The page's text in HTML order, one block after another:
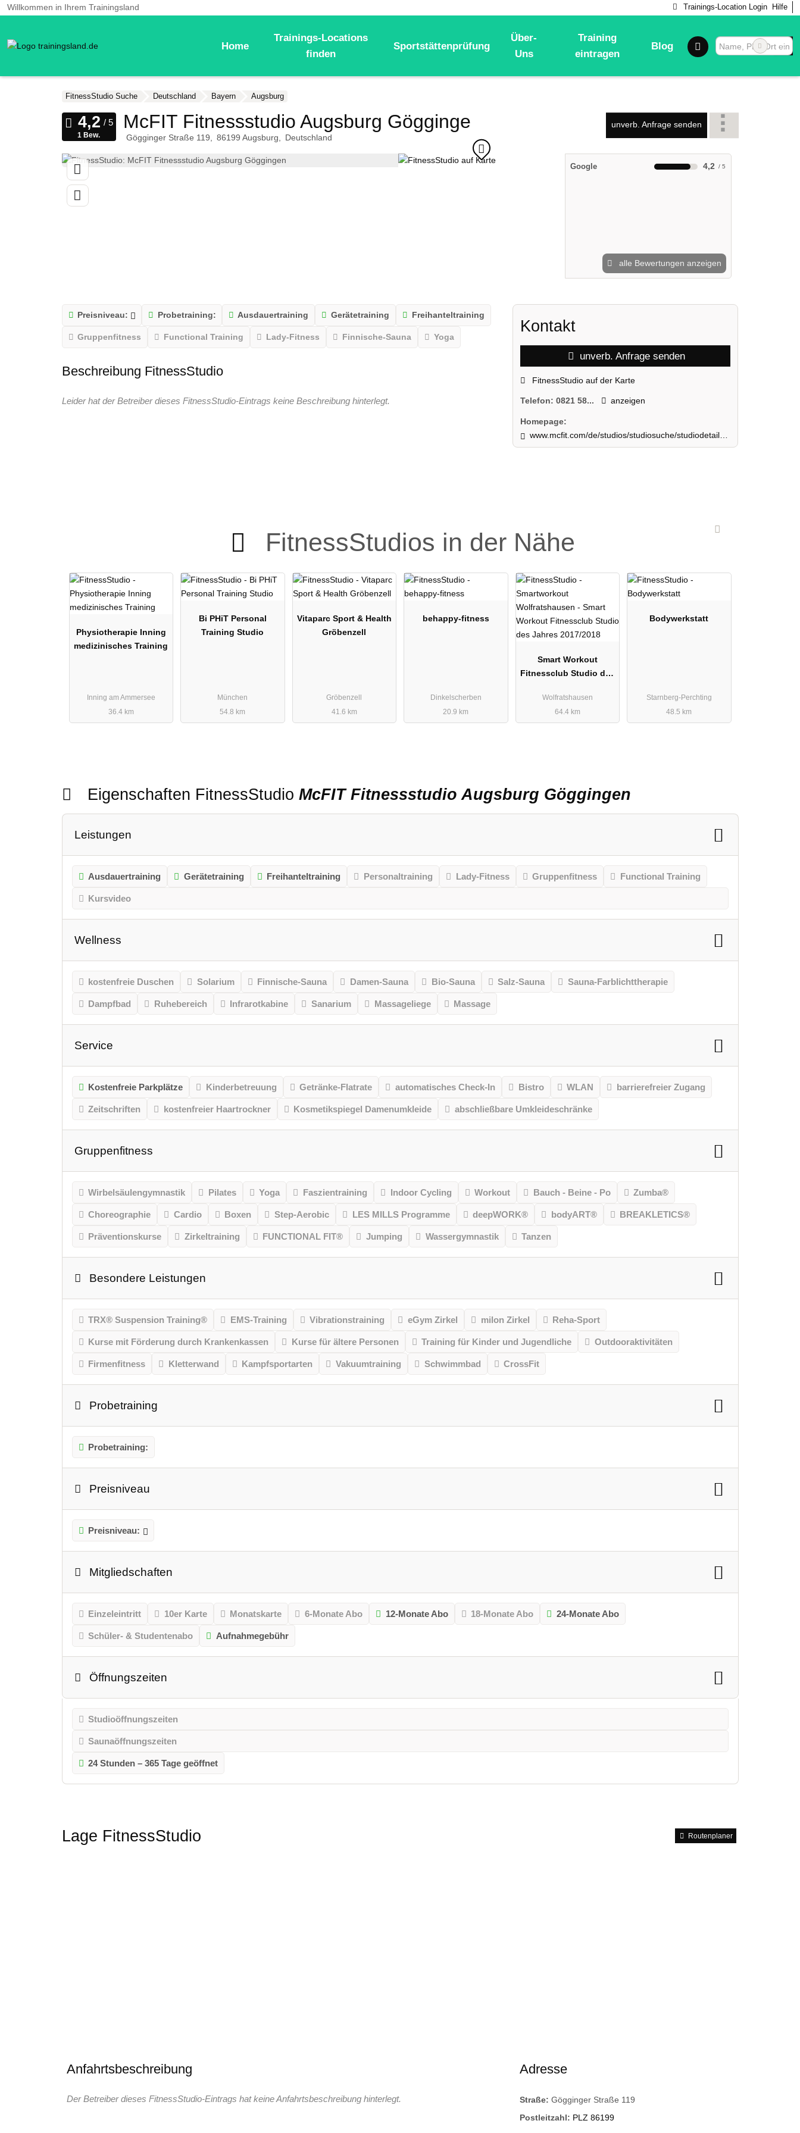
Willkommen in Ihrem Trainingsland Trainings-Location Login Hilfe
Home
Trainings-Locations
finden
Sportstättenprüfung
Über-
Uns
Training
eintragen
Blog
FitnessStudio Suche Deutschland Bayern Augsburg
McFIT Fitnessstudio Augsburg Göggingen
Gögginger Straße 119 86199 Augsburg Deutschland
unverb. Anfrage senden
1 Bew.
Google 4,2
alle Bewertungen anzeigen
Preisniveau: Probetraining: Ausdauertraining Gerätetraining Freihanteltraining
Gruppenfitness Functional Training Lady-Fitness Finnische-Sauna Yoga
Beschreibung FitnessStudio
Leider hat der Betreiber dieses FitnessStudio-Eintrags keine Beschreibung hinterlegt.
Kontakt
unverb. Anfrage senden
FitnessStudio auf der Karte
Telefon:0821 58... anzeigen
Homepage:
www.mcfit.com/de/studios/studiosuche/studiodetails/studio/augsburg-goeggingen/
FitnessStudios in der Nähe
Physiotherapie Inning
medizinisches Training
Inning am Ammersee
36.4 km
Bi PHiT Personal
Training Studio
München
54.8 km
Vitaparc Sport & Health
Gröbenzell
Gröbenzell
41.6 km
behappy-fitness
Dinkelscherben
20.9 km
Smart Workout
Fitnessclub Studio des
Wolfratshausen
64.4 km
Bodywerkstatt
Starnberg-Perchting
48.5 km
Eigenschaften FitnessStudioMcFIT Fitnessstudio Augsburg Göggingen
Leistungen
Ausdauertraining Gerätetraining Freihanteltraining Personaltraining Lady-Fitness Gruppenfitness Functional Training
Kursvideo
Wellness
kostenfreie Duschen Solarium Finnische-Sauna Damen-Sauna Bio-Sauna Salz-Sauna Sauna-Farblichttherapie
Dampfbad Ruhebereich Infrarotkabine Sanarium Massageliege Massage
Service
Kostenfreie Parkplätze Kinderbetreuung Getränke-Flatrate automatisches Check-In Bistro WLAN barrierefreier Zugang
Zeitschriften kostenfreier Haartrockner Kosmetikspiegel Damenumkleide abschließbare Umkleideschränke
Gruppenfitness
Wirbelsäulengymnastik Pilates Yoga Faszientraining Indoor Cycling Workout Bauch - Beine - Po Zumba®
Choreographie Cardio Boxen Step-Aerobic LES MILLS Programme deepWORK® bodyART® BREAKLETICS®
Präventionskurse Zirkeltraining FUNCTIONAL FIT® Jumping Wassergymnastik Tanzen
Besondere Leistungen
TRX® Suspension Training® EMS-Training Vibrationstraining eGym Zirkel milon Zirkel Reha-Sport
Kurse mit Förderung durch Krankenkassen Kurse für ältere Personen Training für Kinder und Jugendliche Outdooraktivitäten
Firmenfitness Kletterwand Kampfsportarten Vakuumtraining Schwimmbad CrossFit
Probetraining
Probetraining:
Preisniveau
Preisniveau:
Mitgliedschaften
Einzeleintritt 10er Karte Monatskarte 6-Monate Abo 12-Monate Abo 18-Monate Abo 24-Monate Abo
Schüler- & Studentenabo Aufnahmegebühr
Öffnungszeiten
Studioöffnungszeiten
Saunaöffnungszeiten
24 Stunden – 365 Tage geöffnet
Lage FitnessStudio Routenplaner
Anfahrtsbeschreibung
Der Betreiber dieses FitnessStudio-Eintrags hat keine Anfahrtsbeschreibung hinterlegt.
Adresse
Straße:Gögginger Straße 119
Postleitzahl: PLZ 86199